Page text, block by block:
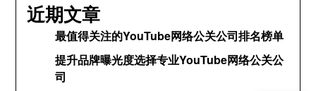
近期文章
最值得关注的YouTube网络公关公司排名榜单
提升品牌曝光度选择专业YouTube网络公关公
司